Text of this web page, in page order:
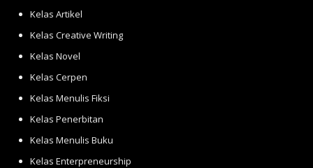
Kelas Artikel
Kelas Creative Writing
Kelas Novel
Kelas Cerpen
Kelas Menulis Fiksi
Kelas Penerbitan
Kelas Menulis Buku
Kelas Enterpreneurship